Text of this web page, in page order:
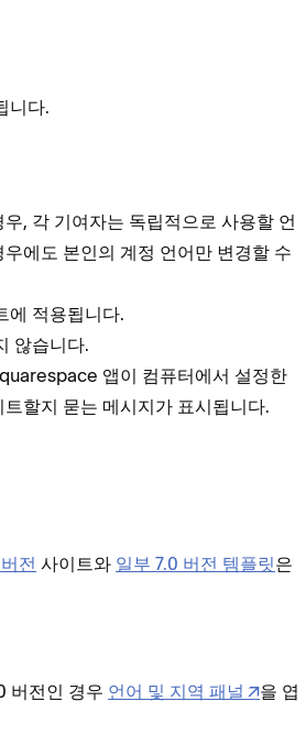
니다.
, 각 기여자는 독립적으로 사용할 언
에도 본인의 계정 언어만 변경할 수
에 적용됩니다.
않습니다.
앱이 컴퓨터에서 설정한
할지 묻는 메시지가 표시됩니다.
버전 사이트와 일부 7.0 버전 템플릿은
버전인 경우 언어 및 지역 패널
을 엽